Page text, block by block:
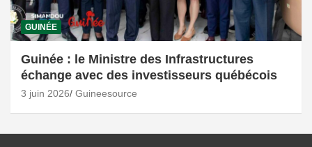
GUINÉE
Guinée : le Ministre des Infrastructures
échange avec des investisseurs québécois
3 juin 2026 Guineesource